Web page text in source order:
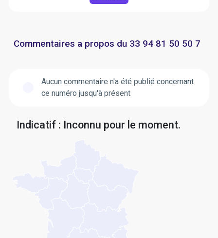
Commentaires a propos du 33 94 81 50 50 7
Aucun commentaire n'a été publié concernant
ce numéro jusqu'à présent
Indicatif : Inconnu pour le moment.